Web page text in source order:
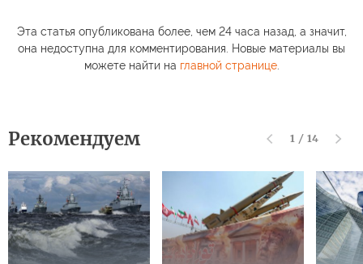
Эта статья опубликована более, чем 24 часа назад, а значит,
она недоступна для комментирования. Новые материалы вы
можете найти на главной странице.
Рекомендуем 1 / 14